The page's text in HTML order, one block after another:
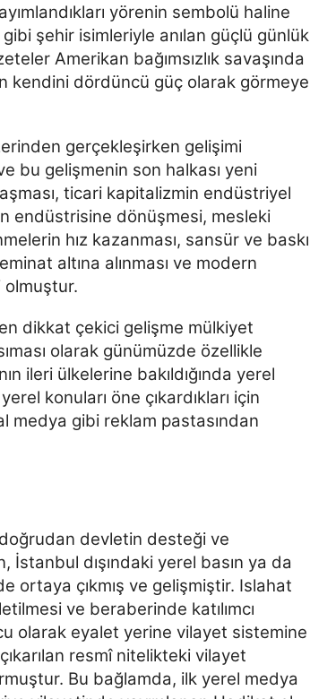
yörenin sembolü haline
şehir isimleriyle anılan güçlü günlük
Amerikan bağımsızlık savaşında
kendini dördüncü güç olarak görmeye
gerçekleşirken gelişimi
bu gelişmenin son halkası yeni
ticari kapitalizmin endüstriyel
endüstrisine dönüşmesi, mesleki
hız kazanması, sansür ve baskı
altına alınması ve modern
olmuştur.
dikkat çekici gelişme mülkiyet
olarak günümüzde özellikle
ileri ülkelerine bakıldığında yerel
konuları öne çıkardıkları için
medya gibi reklam pastasından
devletin desteği ve
İstanbul dışındaki yerel basın ya da
ortaya çıkmış ve gelişmiştir. Islahat
ve beraberinde katılımcı
olarak eyalet yerine vilayet sistemine
resmî nitelikteki vilayet
Bu bağlamda, ilk yerel medya